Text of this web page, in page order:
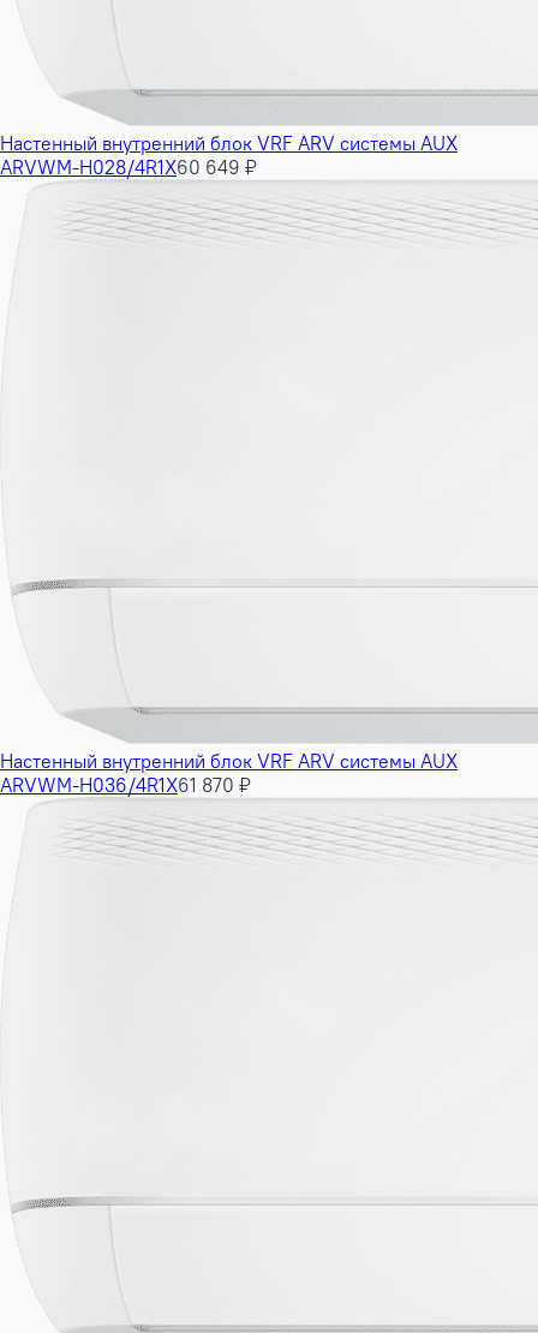
Настенный внутренний блок VRF ARV системы AUX
ARVWM-H028/4R1X60 649 ₽
Настенный внутренний блок VRF ARV системы AUX
ARVWM-H036/4R1X61 870 ₽